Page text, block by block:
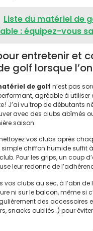
Liste du matériel de
: équipez-vous
entretenir et
golf lorsque
de golf n’est pas
agréable à utiliser
! J’ai vu trop de débutants
avec des clubs abîmés
saison.
nettoyez vos clubs après
chiffon humide suffit à
Pour les grips, un coup
leur redonne de
vos clubs au sec, à l’abri de
ni sur le balcon, même si
des accessoires
snacks oubliés…) pour